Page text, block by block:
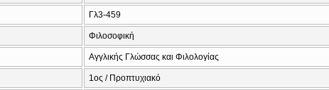
Γλ3-459
Φιλοσοφική
Αγγλικής Γλώσσας και Φιλολογίας
1ος / Προπτυχιακό